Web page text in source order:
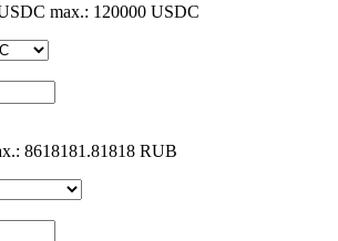
max.: 120000 USDC
8618181.81818 RUB